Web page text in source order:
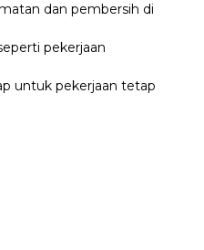
dan pembersih di
pekerjaan
untuk pekerjaan tetap